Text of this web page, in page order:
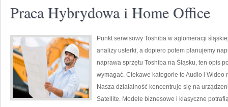
Praca Hybrydowa i Home Office
Punkt serwisowy Toshiba w aglomeracji
analizy usterki, a dopiero potem planujemy
naprawa sprzętu Toshiba na Śląsku, ten opis
wymagać. Ciekawe kategorie to Audio i Wideo
Nasza działalność koncentruje się na
Satellite. Modele biznesowe i klasyczne